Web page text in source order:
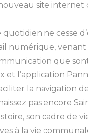
site internet
quotidien ne cesse
numérique,
que
et l’application
la navigation de
pas encore
son cadre de
à la vie